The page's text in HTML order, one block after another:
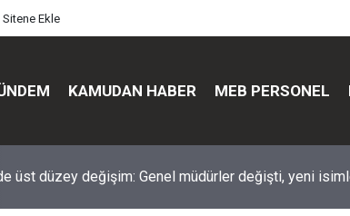
Sitene Ekle
KAMUDAN HABER MEB PERSONEL
üst düzey değişim: Genel müdürler değişti, yeni